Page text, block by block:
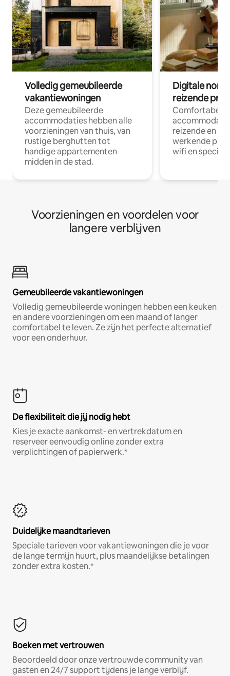
Volledig gemeubileerde
vakantiewoningen
Deze gemeubileerde
accommodaties hebben alle
voorzieningen van thuis, van
rustige berghutten tot
handige appartementen
midden in de stad.
Digitale
reizende
Comfortabele
reizende en
werkende
wifi en
Voorzieningen en voordelen voor
langere verblijven
Gemeubileerde vakantiewoningen
Volledig gemeubileerde woningen hebben een keuken
en andere voorzieningen om een maand of langer
comfortabel te leven. Ze zijn het perfecte alternatief
voor een onderhuur.
De flexibiliteit die jij nodig hebt
Kies je exacte aankomst- en vertrekdatum en
reserveer eenvoudig online zonder extra
verplichtingen of papierwerk.*
Duidelijke maandtarieven
Speciale tarieven voor vakantiewoningen die je voor
de lange termijn huurt, plus maandelijkse betalingen
zonder extra kosten.*
Boeken met vertrouwen
Beoordeeld door onze vertrouwde community van
gasten en 24/7 support tijdens je lange verblijf.